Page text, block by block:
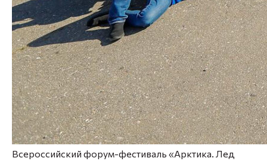
Всероссийский форум-фестиваль «Арктика. Лед